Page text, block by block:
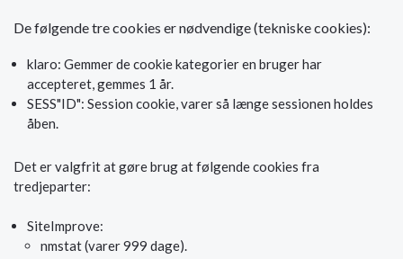
De følgende tre cookies er nødvendige (tekniske cookies):
klaro: Gemmer de cookie kategorier en bruger har
accepteret, gemmes 1 år.
SESS"ID": Session cookie, varer så længe sessionen holdes
åben.
Det er valgfrit at gøre brug at følgende cookies fra
tredjeparter:
SiteImprove:
nmstat (varer 999 dage).